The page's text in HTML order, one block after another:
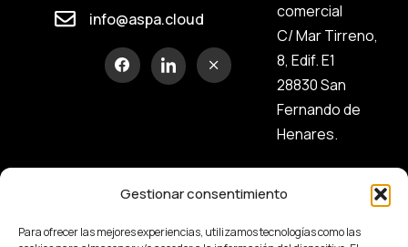
Gestionar consentimiento
Para ofrecer las mejores experiencias, utilizamos tecnologías como las
info@aspa.cloud
comercial
C/ Mar Tirreno,
8, Edif. E1
28830 San
Fernando de
Henares.